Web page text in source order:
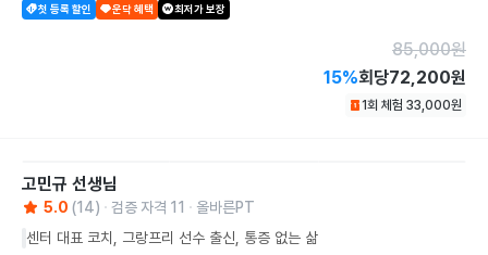
첫 등록 할인 운닥 혜택 최저가 보장
85,000원
15%회당72,200원
1회 체험 33,000원
고민규 선생님
5.0 (14) 검증 자격 11
올바른PT
센터 대표 코치, 그랑프리 선수 출신, 통증 없는 삶